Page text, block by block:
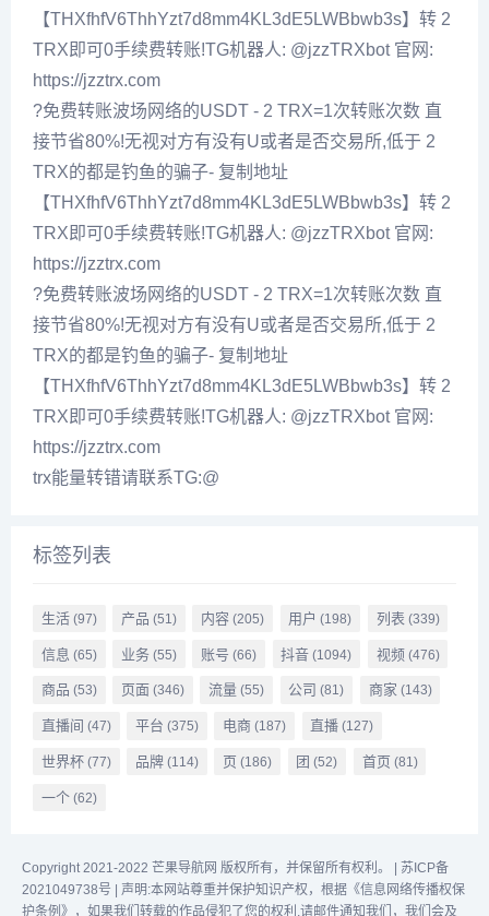
【THXfhfV6ThhYzt7d8mm4KL3dE5LWBbwb3s】转 2
TRX即可0手续费转账!TG机器人: @jzzTRXbot 官网:
https://jzztrx.com
?免费转账波场网络的USDT - 2 TRX=1次转账次数 直
接节省80%!无视对方有没有U或者是否交易所,低于 2
TRX的都是钓鱼的骗子- 复制地址
【THXfhfV6ThhYzt7d8mm4KL3dE5LWBbwb3s】转 2
TRX即可0手续费转账!TG机器人: @jzzTRXbot 官网:
https://jzztrx.com
?免费转账波场网络的USDT - 2 TRX=1次转账次数 直
接节省80%!无视对方有没有U或者是否交易所,低于 2
TRX的都是钓鱼的骗子- 复制地址
【THXfhfV6ThhYzt7d8mm4KL3dE5LWBbwb3s】转 2
TRX即可0手续费转账!TG机器人: @jzzTRXbot 官网:
https://jzztrx.com
trx能量转错请联系TG:@
标签列表
生活(97) 产品 (51) 内容 (205) 用户 (198) 列表 (339)
信息 (65) 业务(55) 账号 (66) 抖音 (1094) 视频(476)
商品 (53) 页面 (346) 流量 (55) 公司 (81) 商家 (143)
直播间 (47) 平台 (375) 电商 (187) 直播 (127)
世界杯(77) 品牌(114) 页 (186) 团 (52) 首页 (81)
一个(62)
Copyright 2021-2022 芒果导航网 版权所有，并保留所有权利。 | 苏ICP备
2021049738号 | 声明:本网站尊重并保护知识产权，根据《信息网络传播权保
护条例》，如果我们转载的作品侵犯了您的权利,请邮件通知我们，我们会及